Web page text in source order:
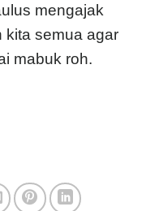
mengajak
kita semua agar
mabuk roh.